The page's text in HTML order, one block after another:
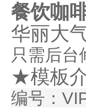
餐饮咖
华丽大
只需后
★模板
编号：